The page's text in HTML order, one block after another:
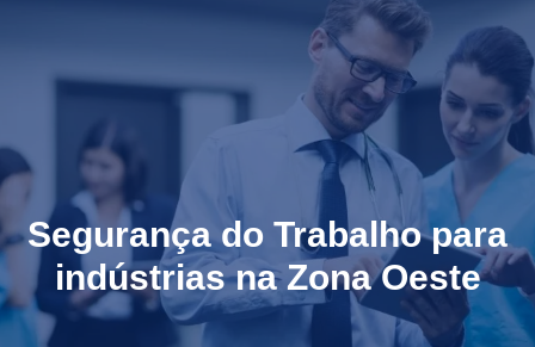
Segurança do Trabalho para
indústrias na Zona Oeste